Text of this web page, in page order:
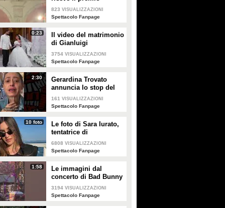
intitolato al padre
Enrico
823 VISUALIZZAZIONI
Spettacolo Fanpage
0:23
Il video del matrimonio
di Gianluigi
Donnarumma e Alessia
Elefante
3754 VISUALIZZAZIONI
Spettacolo Fanpage
2:30
Gerardina Trovato
annuncia lo stop del
tour per problemi di
salute
161 VISUALIZZAZIONI
Spettacolo Fanpage
10 foto
Le foto di Sara Iurato,
tentatrice di
Temptation Island 2026
6808 VISUALIZZAZIONI
Spettacolo Fanpage
1:58
Le immagini dal
concerto di Bad Bunny
a Milano
3194 VISUALIZZAZIONI
Spettacolo Fanpage